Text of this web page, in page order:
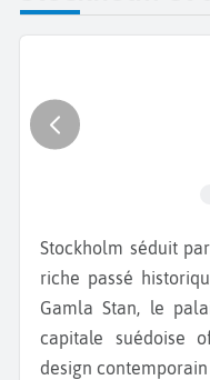
Stockholm séduit par son élégance naturelle et son
riche passé
Gamla Stan, le
capitale suédoise
design